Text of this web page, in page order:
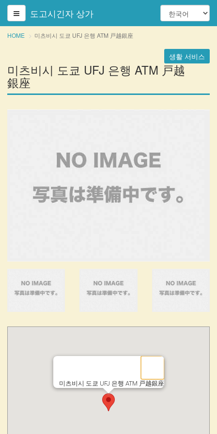
도고시긴자 상가
HOME 미츠비시 도쿄 UFJ 은행 ATM 戸越銀座
생활 서비스
미츠비시 도쿄 UFJ 은행 ATM 戸越
銀座
미츠비시 도쿄 UFJ 은행 ATM 戸越銀座